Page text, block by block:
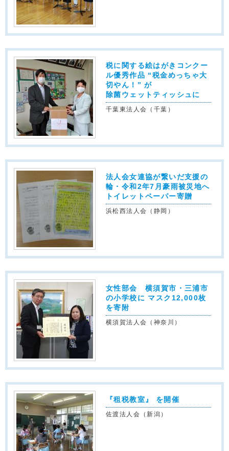
税に関する絵はがきコンクー
ル優秀作品 “税金めっちゃ大
切やん！” が
除菌ウェットティッシュに
千葉東法人会（千葉）
法人会女連協が繋いだ支援の
輪・令和2年7月豪雨被災地へ
トイレットペーパー寄贈
浜松西法人会（静岡）
女性部会 横須賀市・三浦市
の小学校に マスク12,000枚
を寄附
横須賀法人会（神奈川）
『租税教室』 を開催
佐渡法人会（新潟）